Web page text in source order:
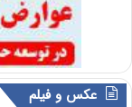
عکس و فیلم